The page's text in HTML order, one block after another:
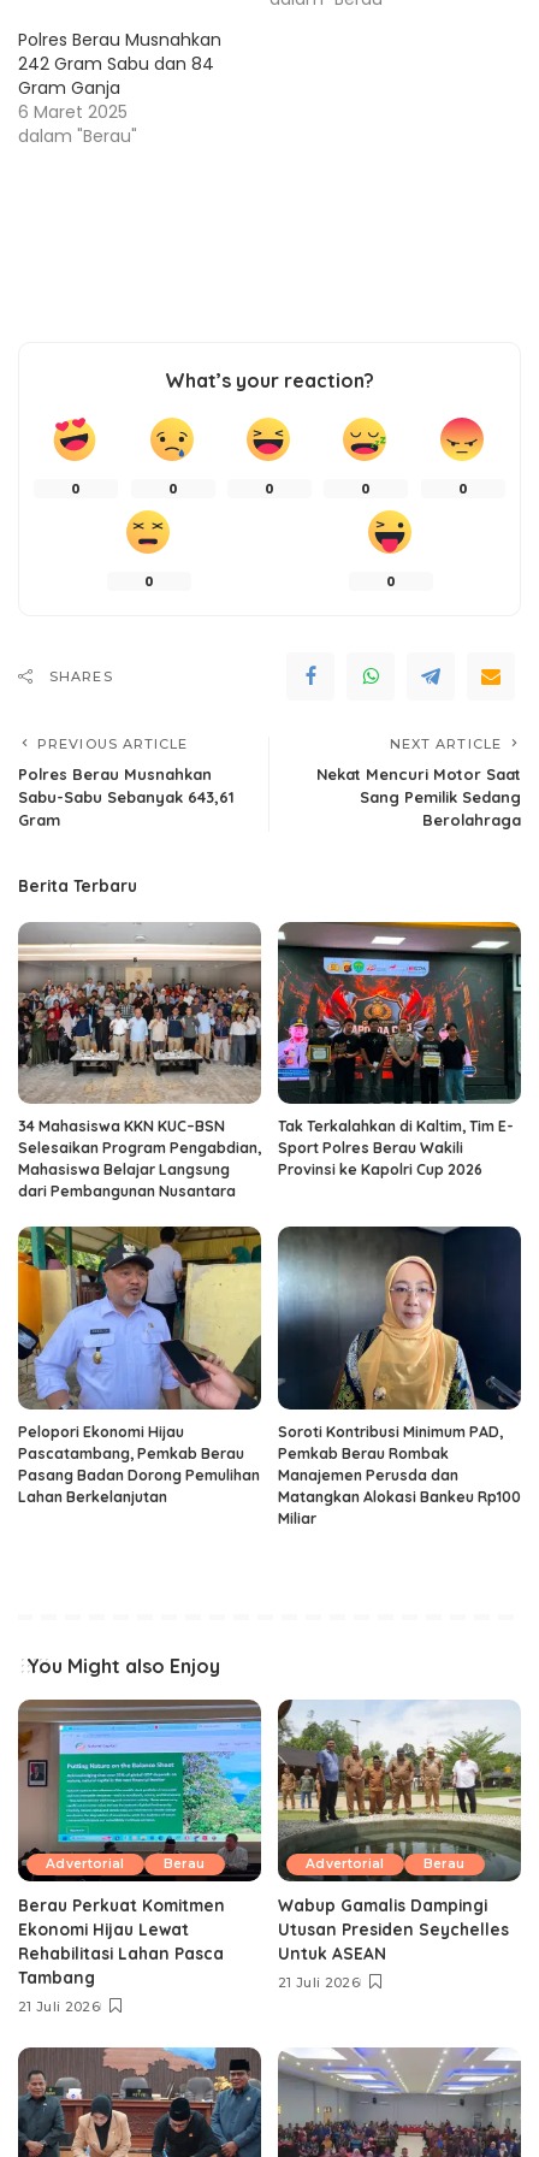
Polres Berau Musnahkan
242 Gram Sabu dan 84
Gram Ganja
6 Maret 2025
dalam "Berau"
What’s your reaction?
0 0 0 0 0
0 0
SHARES
PREVIOUS ARTICLE
Polres Berau Musnahkan
Sabu-Sabu Sebanyak 643,61
Gram
NEXT ARTICLE
Nekat Mencuri Motor Saat
Sang Pemilik Sedang
Berolahraga
Berita Terbaru
34 Mahasiswa KKN KUC–BSN
Selesaikan Program Pengabdian,
Mahasiswa Belajar Langsung
dari Pembangunan Nusantara
Tak Terkalahkan di Kaltim, Tim E-
Sport Polres Berau Wakili
Provinsi ke Kapolri Cup 2026
Pelopori Ekonomi Hijau
Pascatambang, Pemkab Berau
Pasang Badan Dorong Pemulihan
Lahan Berkelanjutan
Soroti Kontribusi Minimum PAD,
Pemkab Berau Rombak
Manajemen Perusda dan
Matangkan Alokasi Bankeu Rp100
Miliar
You Might also Enjoy
Advertorial Berau
Berau Perkuat Komitmen
Ekonomi Hijau Lewat
Rehabilitasi Lahan Pasca
Tambang
21 Juli 2026
Advertorial Berau
Wabup Gamalis Dampingi
Utusan Presiden Seychelles
Untuk ASEAN
21 Juli 2026